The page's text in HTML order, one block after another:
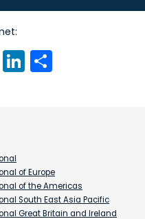
WhatsApp
LinkedIn
of Europe
of the Americas
South East Asia Pacific
Great Britain and Ireland